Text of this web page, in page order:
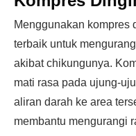
Menggunakan kompres
terbaik untuk
akibat chikungunya.
mati rasa pada ujung-
aliran darah ke area
membantu mengurangi